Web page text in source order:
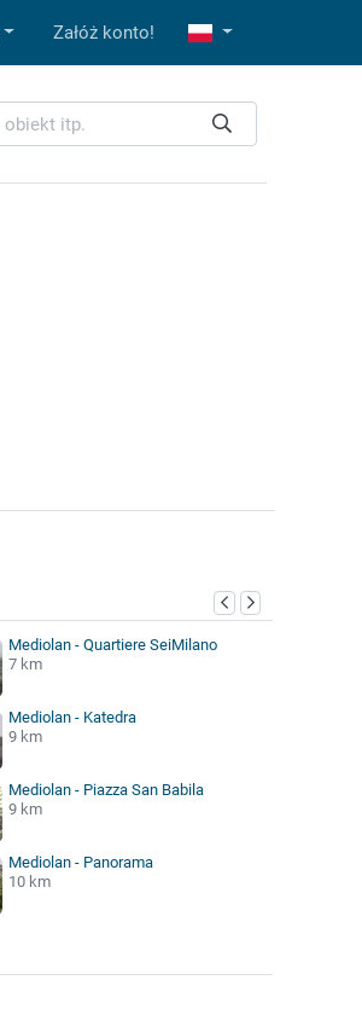
Załóż konto!
Mediolan - Quartiere SeiMilano
7 km
Mediolan - Katedra
9 km
Mediolan - Piazza San Babila
9 km
Mediolan - Panorama
10 km